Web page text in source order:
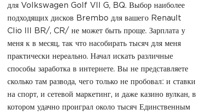
для Volkswagen Golf VII G, BQ. Выбор наиболее
подходящих дисков Brembo для вашего Renault
Clio III BR/, CR/ не может быть проще. Зарплата у
меня к в месяц, так что насобирать тысяч для меня
практически нереально. Начал искать различные
способы заработка в интернете. Вы не представляете
сколько там развода, чего только не пробовал: и ставки
на спорт, и сетевой маркетинг, и даже казино вулкан, в
котором удачно проиграл около тысяч Единственным